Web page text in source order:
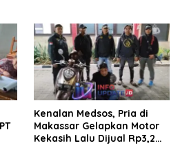
Kenalan Medsos, Pria di
Makassar Gelapkan Motor
Kekasih Lalu Dijual Rp3,2